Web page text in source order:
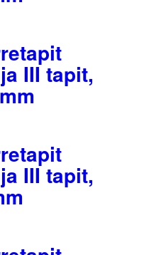
III tapit,
III tapit,